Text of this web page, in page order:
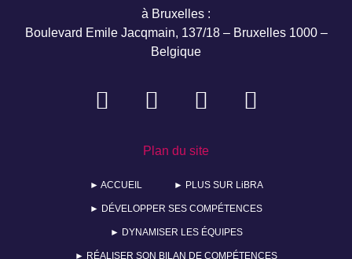
à Bruxelles :
Boulevard Emile Jacqmain, 137/18 – Bruxelles 1000 –
Belgique
Plan du site
► ACCUEIL ► PLUS SUR LiBRA
► DÉVELOPPER SES COMPÉTENCES
► DYNAMISER LES ÉQUIPES
► RÉALISER SON BILAN DE COMPÉTENCES